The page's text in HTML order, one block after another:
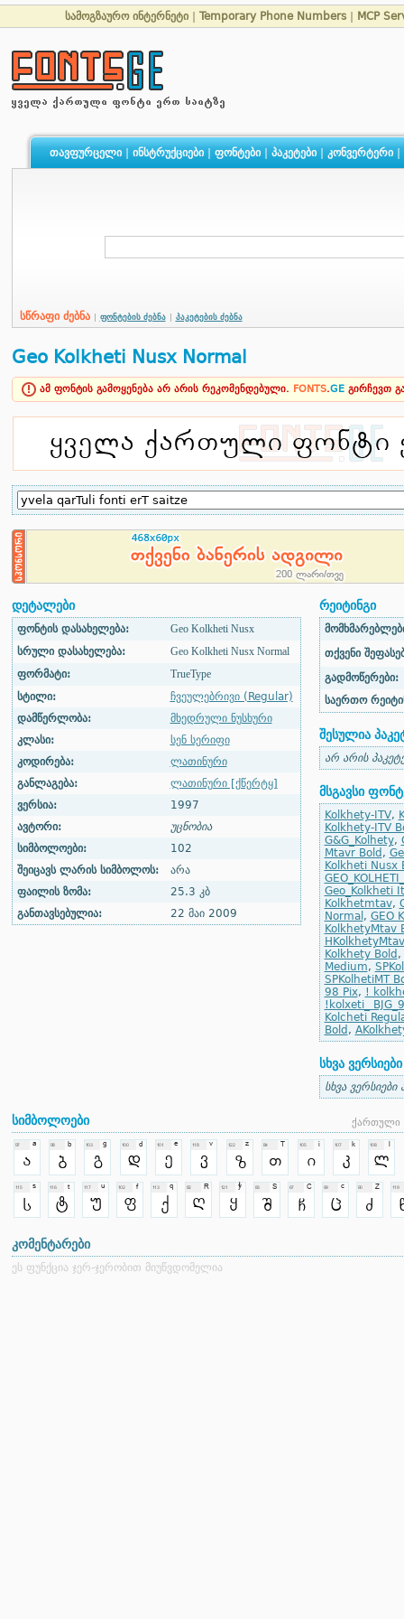
სამოგზაურო ინტერნეტი Temporary Phone Numbers MCP
თავფურცელი| ინსტრუქციები| ფონტები| პაკეტები| კონვერტერი|
სწრაფი ძებნა ფონტების ძებნა პაკეტების ძებნა
Geo Kolkheti Nusx Normal
ამ ფონტის გამოყენება არ არის რეკომენდებული. FONTS.GE გირჩევთ
დეტალები
ფონტის დასახელება:
Geo Kolkheti Nusx
სრული დასახელება:
Geo Kolkheti Nusx Normal
ფორმატი:
TrueType
სტილი:
ჩვეულებრივი (Regular)
დამწერლობა:
მხედრული ნუსხური
კლასი:
სენ სერიფი
კოდირება:
ლათინური
განლაგება:
ლათინური [ქწერტყ]
ვერსია:
1997
ავტორი:
უცნობია
სიმბოლოები:
102
შეიცავს ლარის სიმბოლოს:
არა
ფაილის ზომა:
25.3 კბ
განთავსებულია:
22 მაი 2009
რეიტინგი
თქვენი
გადმოწერები:
საერთო
შესულია
არ არის
მსგავსი
Kolkhety-ITV,
Kolkhety-ITV
G&G_Kolhety,
Mtavr Bold ,
Kolkheti Nusx
Geo_Kolkheti
Kolkhetmtav,
Normal , GEO
KolkhetyMtav
Kolkhety Bold ,
Medium,
SPKolhetiMT
98 Pix, !
!kolxeti_
Kolcheti
Bold ,
სხვა ვერსიები
სხვა ვერსიები
სიმბოლოები ქართული
კომენტარები
ეს ფუნქცია ჯერ-ჯერობით მიუწვდომელია